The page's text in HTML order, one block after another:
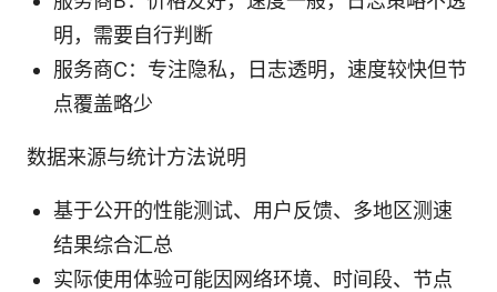
明，需要自行判断
服务商C：专注隐私，日志透明，速度较快但节
点覆盖略少
数据来源与统计方法说明
基于公开的性能测试、用户反馈、多地区测速
结果综合汇总
实际使用体验可能因网络环境、时间段、节点